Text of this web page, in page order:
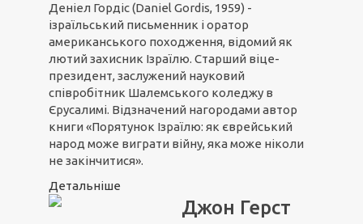
Деніел Гордіс (Daniel Gordis, 1959) -
ізраїльський письменник і оратор
американського походження, відомий як
лютий захисник Ізраїлю. Старший віце-
президент, заслужений науковий
співробітник Шалемського коледжу в
Єрусалимі. Відзначений нагородами автор
книги «Порятунок Ізраїлю: як єврейський
народ може виграти війну, яка може ніколи
не закінчитися».
Детальніше
Джон Герст